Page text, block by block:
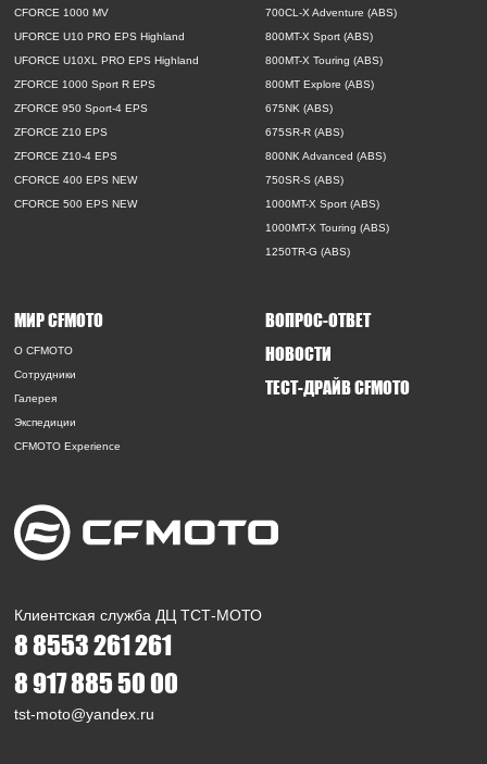
Клиентская служба ДЦ ТСТ-МОТО
8 8553 261 261
8 917 885 50 00
tst-moto@yandex.ru
CFORCE 1000 MV
UFORCE U10 PRO EPS Highland
UFORCE U10XL PRO EPS Highland
ZFORCE 1000 Sport R EPS
ZFORCE 950 Sport-4 EPS
ZFORCE Z10 EPS
ZFORCE Z10-4 EPS
CFORCE 400 EPS NEW
CFORCE 500 EPS NEW
700CL-X Adventure (ABS)
800MT-X Sport (ABS)
800MT-X Touring (ABS)
800MT Explore (ABS)
675NK (ABS)
675SR-R (ABS)
800NK Advanced (ABS)
750SR-S (ABS)
1000MT-X Sport (ABS)
1000MT-X Touring (ABS)
1250TR-G (ABS)
МИР CFMOTO
O CFMOTO
Сотрудники
Галерея
Экспедиции
CFMOTO Experience
ВОПРОС-ОТВЕТ
НОВОСТИ
ТЕСТ-ДРАЙВ CFMOTO